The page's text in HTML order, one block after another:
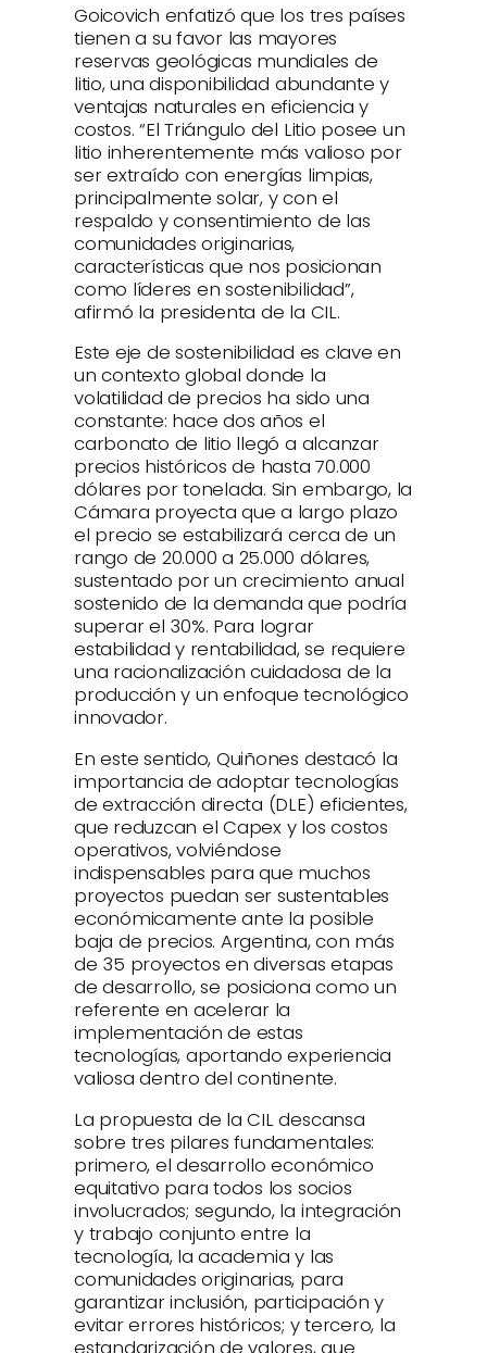
Goicovich enfatizó que los tres países
tienen a su favor las mayores
reservas geológicas mundiales de
litio, una disponibilidad abundante y
ventajas naturales en eficiencia y
costos. “El Triángulo del Litio posee un
litio inherentemente más valioso por
ser extraído con energías limpias,
principalmente solar, y con el
respaldo y consentimiento de las
comunidades originarias,
características que nos posicionan
como líderes en sostenibilidad”,
afirmó la presidenta de la CIL.
Este eje de sostenibilidad es clave en
un contexto global donde la
volatilidad de precios ha sido una
constante: hace dos años el
carbonato de litio llegó a alcanzar
precios históricos de hasta 70.000
dólares por tonelada. Sin embargo, la
Cámara proyecta que a largo plazo
el precio se estabilizará cerca de un
rango de 20.000 a 25.000 dólares,
sustentado por un crecimiento anual
sostenido de la demanda que podría
superar el 30%. Para lograr
estabilidad y rentabilidad, se requiere
una racionalización cuidadosa de la
producción y un enfoque tecnológico
innovador.
En este sentido, Quiñones destacó la
importancia de adoptar tecnologías
de extracción directa (DLE) eficientes,
que reduzcan el Capex y los costos
operativos, volviéndose
indispensables para que muchos
proyectos puedan ser sustentables
económicamente ante la posible
baja de precios. Argentina, con más
de 35 proyectos en diversas etapas
de desarrollo, se posiciona como un
referente en acelerar la
implementación de estas
tecnologías, aportando experiencia
valiosa dentro del continente.
La propuesta de la CIL descansa
sobre tres pilares fundamentales:
primero, el desarrollo económico
equitativo para todos los socios
involucrados; segundo, la integración
y trabajo conjunto entre la
tecnología, la academia y las
comunidades originarias, para
garantizar inclusión, participación y
evitar errores históricos; y tercero, la
estandarización de valores, que